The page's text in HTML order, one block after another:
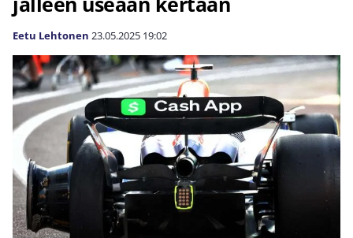
Eetu Lehtonen 23.05.2025 19:02